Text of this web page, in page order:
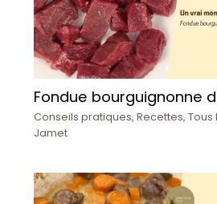
Fondue bourguignonne
Conseils pratiques, Recettes, Tous
Jamet